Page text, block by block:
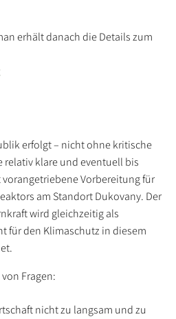
erhält danach die Details zum
erfolgt – nicht ohne kritische
relativ klare und eventuell bis
vorangetriebene Vorbereitung für
am Standort Dukovany. Der
wird gleichzeitig als
für den Klimaschutz in diesem
Fragen:
nicht zu langsam und zu